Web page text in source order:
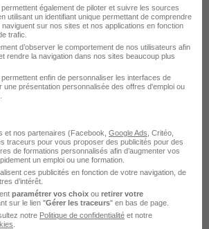
- Employé
F
Alternance 1 867,02 € / mois 2 ans
il y a 12 jours
également de piloter et suivre les sources
utilisant un identifiant unique permettant de comprendre
sur nos sites et nos applications en fonction
trafic.
d’observer le comportement de nos utilisateurs afin
rendre la navigation dans nos sites beaucoup plus
enfin de personnaliser les interfaces de
une présentation personnalisée des offres d'emploi ou
et nos partenaires (Facebook, Google Ads , Critéo,
traceurs pour vous proposer des publicités pour des
de formations personnalisés afin d’augmenter vos
un emploi ou une formation.
ces publicités en fonction de votre navigation, de
d’intérêt.
paramétrer vos choix ou retirer votre
sur le lien "Gérer les traceurs" en bas de page.
notre Politique de confidentialité et notre